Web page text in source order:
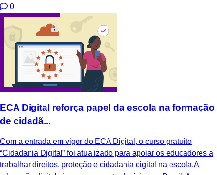
0
ECA Digital reforça papel da escola na formação
de cidadã...
Com a entrada em vigor do ECA Digital, o curso gratuito
“Cidadania Digital” foi atualizado para apoiar os educadores a
trabalhar direitos, proteção e cidadania digital na escola.A